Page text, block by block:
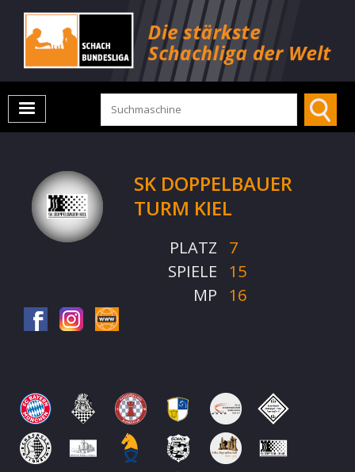
SK DOPPELBAUER
TURM KIEL
PLATZ
7
SPIELE
15
MP
16